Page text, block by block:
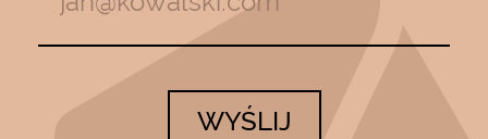
WYŚLIJ